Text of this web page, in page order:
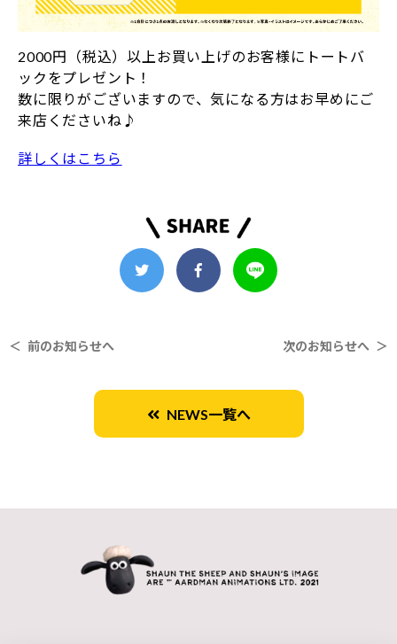
2000円（税込）以上お買い上げのお客様にトートバ
ックをプレゼント！
数に限りがございますので、気になる方はお早めにご
来店くださいね♪
詳しくはこちら
＜ 前のお知らせへ 次のお知らせへ ＞
NEWS一覧へ